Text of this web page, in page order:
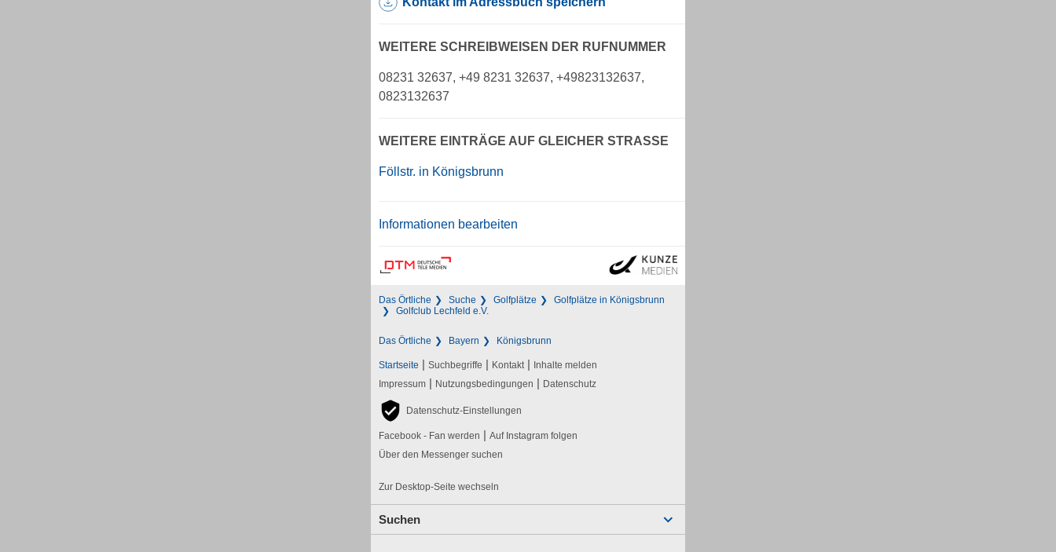
WEITERE SCHREIBWEISEN DER RUFNUMMER
08231 32637, +49 8231 32637, +49823132637,
0823132637
WEITERE EINTRÄGE AUF GLEICHER STRASSE
Föllstr. in Königsbrunn
Informationen bearbeiten
Das Örtliche Suche Golfplätze
Golfplätze in Königsbrunn
Golfclub Lechfeld e.V.
Das Örtliche Bayern Königsbrunn
Startseite | Suchbegriffe | Kontakt | Inhalte melden
Impressum | Nutzungsbedingungen | Datenschutz
Datenschutz-Einstellungen
Facebook - Fan werden | Auf Instagram folgen
Über den Messenger suchen
Zur Desktop-Seite wechseln
Suchen